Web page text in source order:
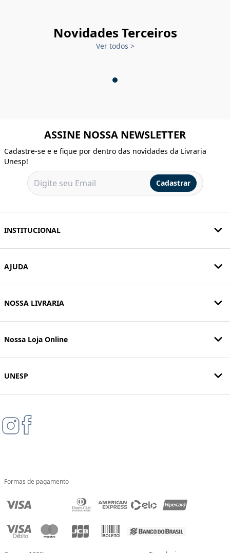
Novidades Terceiros
Ver todos >
ASSINE NOSSA NEWSLETTER
Cadastre-se e e fique por dentro das novidades da Livraria
Unesp!
Cadastrar
INSTITUCIONAL
AJUDA
NOSSA LIVRARIA
Nossa Loja Online
UNESP
Formas de pagamento